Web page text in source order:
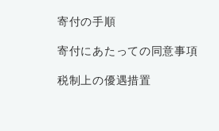
寄付の手順
寄付にあたっての同意事項
税制上の優遇措置